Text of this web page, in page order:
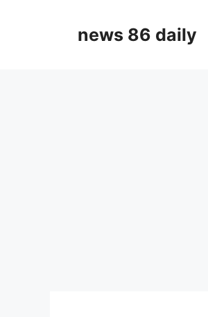
news 86 daily